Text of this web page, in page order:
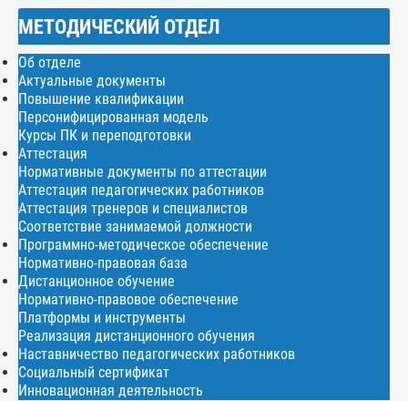
МЕТОДИЧЕСКИЙ ОТДЕЛ
Об отделе
Актуальные документы
Повышение квалификации
Персонифицированная модель
Курсы ПК и переподготовки
Аттестация
Нормативные документы по аттестации
Аттестация педагогических работников
Аттестация тренеров и специалистов
Соответствие занимаемой должности
Программно-методическое обеспечение
Нормативно-правовая база
Дистанционное обучение
Нормативно-правовое обеспечение
Платформы и инструменты
Реализация дистанционного обучения
Наставничество педагогических работников
Социальный сертификат
Инновационная деятельность